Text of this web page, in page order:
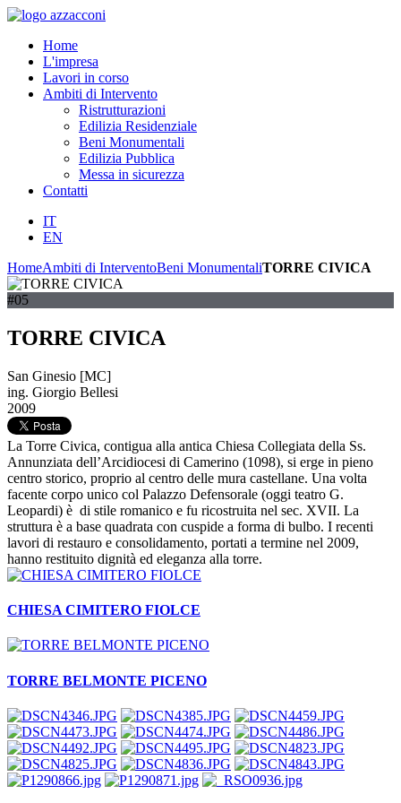
Home
L'impresa
Lavori in corso
Ambiti di Intervento
Ristrutturazioni
Edilizia Residenziale
Beni Monumentali
Edilizia Pubblica
Messa in sicurezza
Contatti
IT
EN
HomeAmbiti di InterventoBeni MonumentaliTORRE CIVICA
#05
TORRE CIVICA
San Ginesio [MC]
ing. Giorgio Bellesi
2009
La Torre Civica, contigua alla antica Chiesa Collegiata della Ss.
Annunziata dell’Arcidiocesi di Camerino (1098), si erge in pieno
centro storico, proprio al centro delle mura castellane. Una volta
facente corpo unico col Palazzo Defensorale (oggi teatro G.
Leopardi) è di stile romanico e fu ricostruita nel sec. XVII. La
struttura è a base quadrata con cuspide a forma di bulbo. I recenti
lavori di restauro e consolidamento, portati a termine nel 2009,
hanno restituito dignità ed eleganza alla torre.
CHIESA CIMITERO FIOLCE
TORRE BELMONTE PICENO